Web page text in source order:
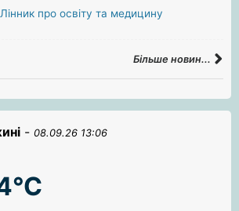
про освіту та медицину
Більше новин...
- 08.09.26 13:06